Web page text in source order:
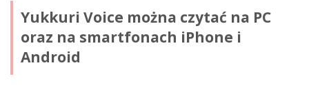
Yukkuri Voice można czytać na PC
oraz na smartfonach iPhone i
Android